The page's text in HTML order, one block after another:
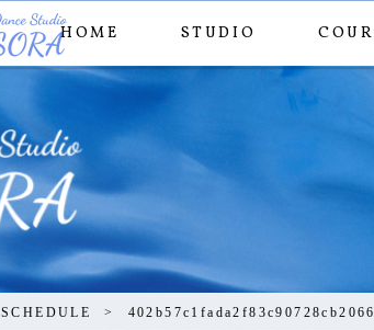
HOME STUDIO
SCHEDULE